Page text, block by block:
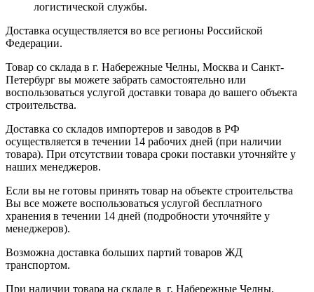
логистической службы.
Доставка осуществляется во все регионы Российской
Федерации.
Товар со склада в г. Набережные Челны, Москва и Санкт-
Петербург вы можете забрать самостоятельно или
воспользоваться услугой доставки товара до вашего объекта
строительства.
Доставка со складов импортеров и заводов в РФ
осуществляется в течении 14 рабочих дней (при наличии
товара). При отсутствии товара сроки поставки уточняйте у
наших менеджеров.
Если вы не готовы принять товар на объекте строительства
Вы все можете воспользоваться услугой бесплатного
хранения в течении 14 дней (подробности уточняйте у
менеджеров).
Возможна доставка больших партий товаров ЖД
транспортом.
При наличии товара на складе в г. Набережные Челны,